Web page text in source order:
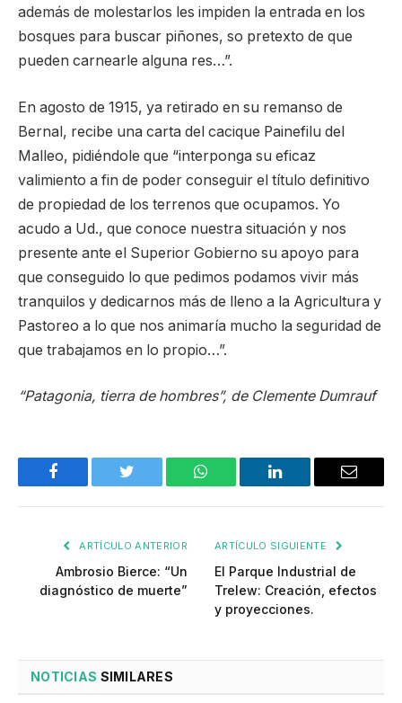
además de molestarlos les impiden la entrada en los
bosques para buscar piñones, so pretexto de que
pueden carnearle alguna res…”.
En agosto de 1915, ya retirado en su remanso de
Bernal, recibe una carta del cacique Painefilu del
Malleo, pidiéndole que “interponga su eficaz
valimiento a fin de poder conseguir el título definitivo
de propiedad de los terrenos que ocupamos. Yo
acudo a Ud., que conoce nuestra situación y nos
presente ante el Superior Gobierno su apoyo para
que conseguido lo que pedimos podamos vivir más
tranquilos y dedicarnos más de lleno a la Agricultura y
Pastoreo a lo que nos animaría mucho la seguridad de
que trabajamos en lo propio…”.
“Patagonia, tierra de hombres”, de Clemente Dumrauf
Facebook Twitter WhatsApp LinkedIn Email
ARTÍCULO ANTERIOR
Ambrosio Bierce: “Un
diagnóstico de muerte”
ARTÍCULO SIGUIENTE
El Parque Industrial de
Trelew: Creación, efectos
y proyecciones.
NOTICIAS SIMILARES